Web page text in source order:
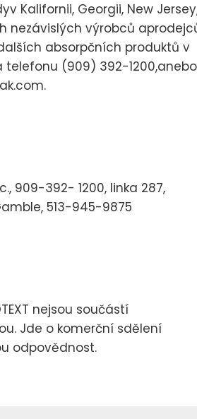
Kalifornii, Georgii, New
nezávislých výrobců
absorpčních produktů v
telefonu (909) 392-1200,anebo
909-392- 1200, linka 287,
513-945-9875
nejsou součástí
Jde o komerční sdělení
odpovědnost.